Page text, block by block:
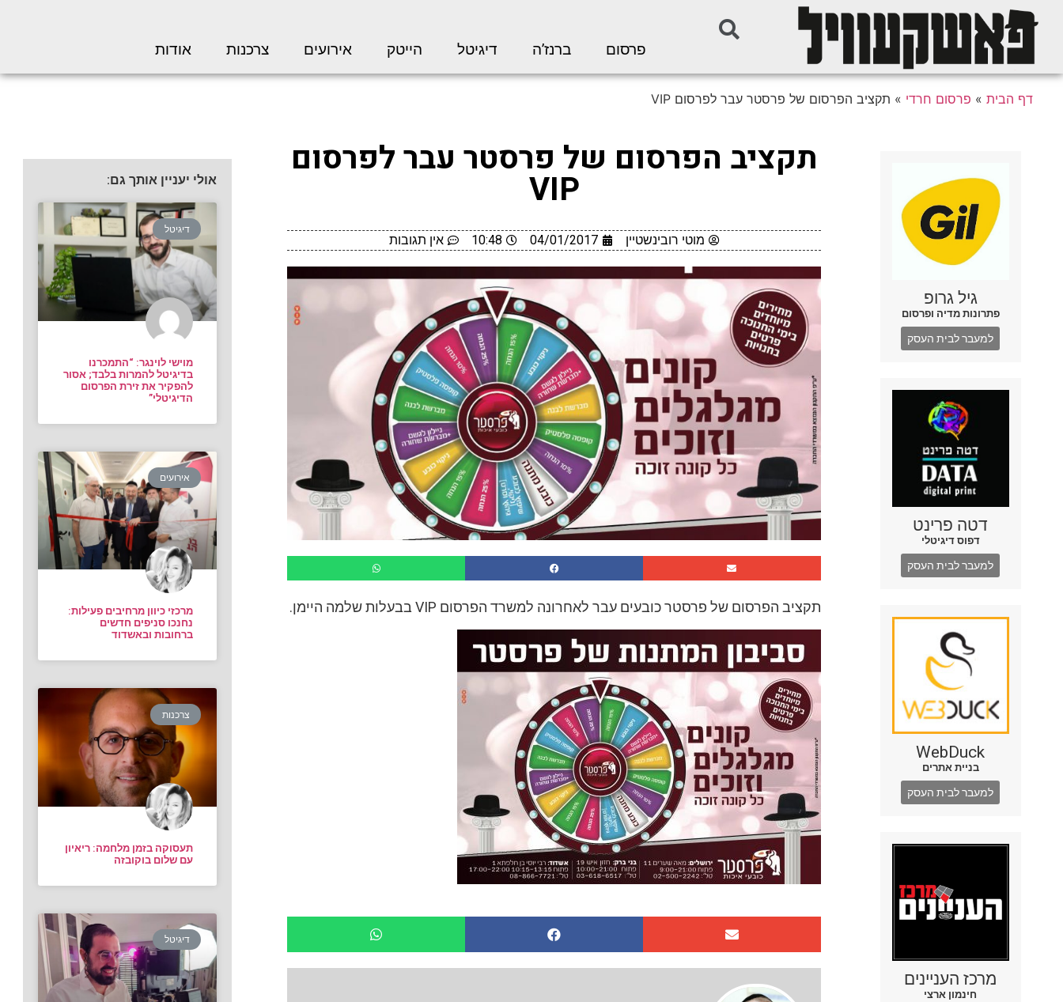
פרסום ברנז’ה דיגיטל הייטק אירועים צרכנות אודות
דף הבית » פרסום חרדי » תקציב הפרסום של פרסטר עבר לפרסום VIP
גיל גרופ
פתרונות מדיה ופרסום
למעבר לבית העסק
דטה פרינט
דפוס דיגיטלי
למעבר לבית העסק
WebDuck
בניית אתרים
למעבר לבית העסק
מרכז העניינים
חינמון ארצי
תקציב הפרסום של פרסטר עבר לפרסום
VIP
מוטי רובינשטיין 04/01/2017
10:48 אין תגובות
תקציב הפרסום של פרסטר כובעים עבר לאחרונה למשרד הפרסום VIP בבעלות שלמה היימן.
אולי יעניין אותך גם:
דיגיטל
מוישי לוינגר: “התמכרנו
בדיגיטל להמרות בלבד; אסור
להפקיר את זירת הפרסום
הדיגיטלי”
אירועים
מרכזי כיוון מרחיבים פעילות:
נחנכו סניפים חדשים
ברחובות ובאשדוד
צרכנות
תעסוקה בזמן מלחמה: ריאיון
עם שלום בוקובזה
דיגיטל